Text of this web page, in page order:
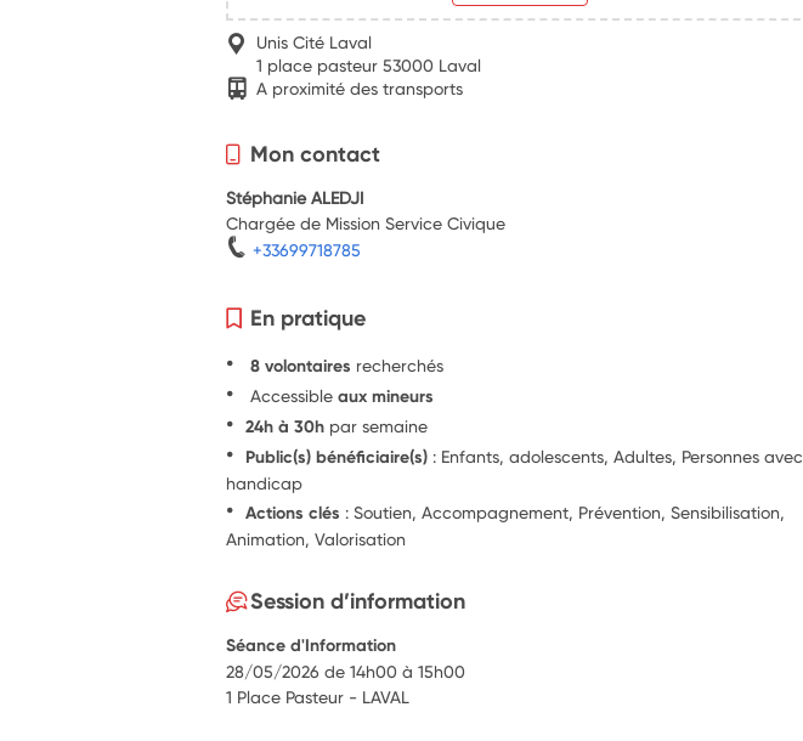
Unis Cité Laval
1 place pasteur 53000 Laval
A proximité des transports
Mon contact
Stéphanie ALEDJI
Chargée de Mission Service Civique
+33699718785
En pratique
8 volontaires recherchés
Accessibleaux mineurs
24h à 30h par semaine
Public(s) bénéficiaire(s) : Enfants, adolescents, Adultes, Personnes avec
handicap
Actions clés : Soutien, Accompagnement, Prévention, Sensibilisation,
Animation, Valorisation
Session d’information
Séance d'Information
28/05/2026 de 14h00 à 15h00
1 Place Pasteur - LAVAL